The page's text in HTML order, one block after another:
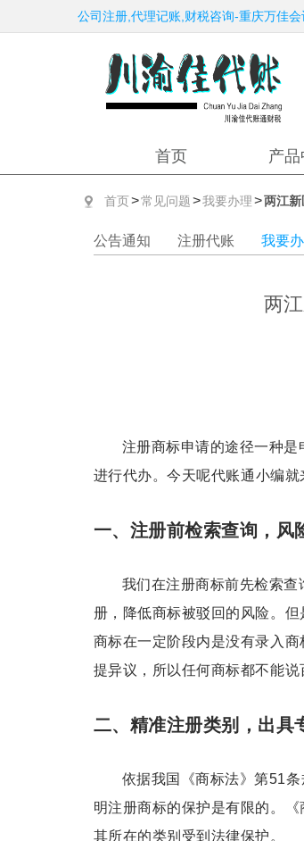
公司注册,代理记账,财税咨询-重庆万佳会
首页 产
首页>常见问题>我要办理>两江新
公告通知 注册代账 我要
两
注册商标申请的途径一种
进行代办。今天呢代账通小编就
一、注册前检索查询，风
我们在注册商标前先检索
册，降低商标被驳回的风险。
商标在一定阶段内是没有录入
提异议，所以任何商标都不能说
二、精准注册类别，出具
依据我国《商标法》第51
明注册商标的保护是有限的。
其所在的类别受到法律保护。